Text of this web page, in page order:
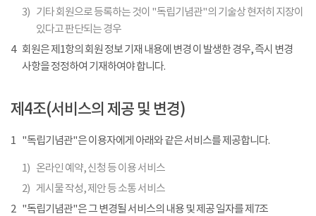
3) 기타 회원으로 등록하는 것이 "독립기념관"의 기술상 현저히 지장이
있다고 판단되는 경우
4
회원은 제1항의 회원 정보 기재 내용에 변경 이 발생한 경우, 즉시 변경
사항을 정정하여 기재하여야 합니다.
제4조(서비스의 제공 및 변경)
1 "독립기념관"은 이용자에게 아래와 같은 서비스를 제공합니다.
1) 온라인 예약, 신청 등 이용 서비스
2) 게시물 작성, 제안 등 소통 서비스
2 "독립기념관"은 그 변경될 서비스의 내용 및 제공 일자를 제7조